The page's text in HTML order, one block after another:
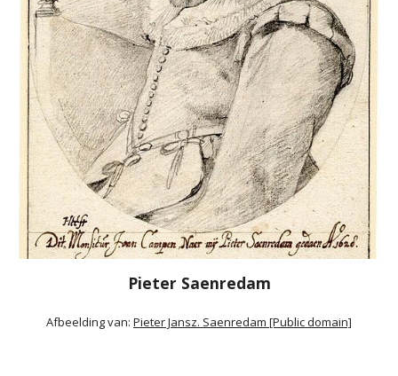
Pieter Saenredam
Afbeelding van: Pieter Jansz. Saenredam [Public domain]